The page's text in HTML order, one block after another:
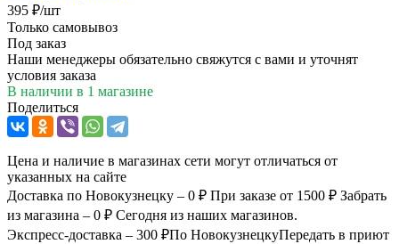
395 ₽/шт
Только самовывоз
Под заказ
Наши менеджеры обязательно свяжутся с вами и уточнят
условия заказа
В наличии в 1 магазине
Поделиться
Цена и наличие в магазинах сети могут отличаться от
указанных на сайте
Доставка по Новокузнецку – 0 ₽ При заказе от 1500 ₽ Забрать
из магазина – 0 ₽ Сегодня из наших магазинов.
Экспресс-доставка – 300 ₽По НовокузнецкуПередать в приют